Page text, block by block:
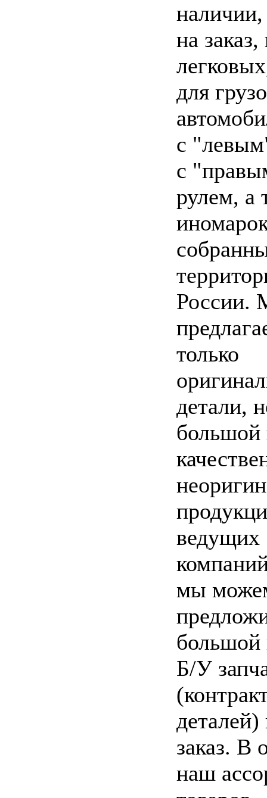
наличии,
на заказ,
для
с
с
рулем, а
России.
только
детали,
большой
ведущих
мы
большой
Б/У
деталей)
заказ. В
наш